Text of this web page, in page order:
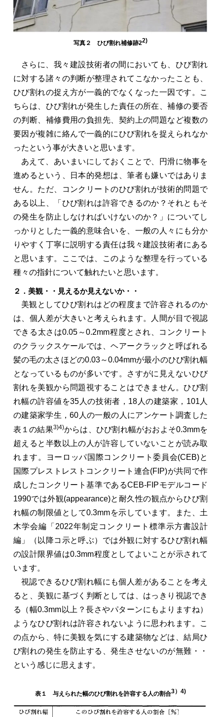
写真２ ひび割れ補修跡22)
さらに、我々建設技術者の間においても、ひび割れ
に対する諸々の判断が整理されてこなかったことも、
ひび割れの捉え方が一義的でなくなった一因です。こ
ちらは、ひび割れが発生した責任の所在、補修の要否
の判断、補修費用の負担先、契約上の問題など複数の
要因が複雑に絡んで一義的にひび割れを捉えられなか
ったという事が大きいと思います。
あえて、あいまいにしておくことで、円滑に物事を
進めるという、日本的発想は、筆者も嫌いではありま
せん。ただ、コンクリートのひび割れが技術的問題で
ある以上、「ひび割れは許容できるのか？それともそ
の発生を防止しなければいけないのか？」についてし
っかりとした一義的意味合いを、一般の人々にも分か
りやすく丁寧に説明する責任は我々建設技術者にある
と思います。ここでは、このような整理を行っている
種々の指針について触れたいと思います。
２．美観・・見えるか見えないか・・
美観としてひび割れはどの程度まで許容されるのか
は、個人差が大きいと考えられます。人間が目で視認
できる太さは0.05～0.2mm程度とされ、コンクリート
のクラックスケールでは、ヘアークラックと呼ばれる
髪の毛の太さほどの0.03～0.04mmが最小のひび割れ幅
となっているものが多いです。さすがに見えないひび
割れを美観から問題視することはできません。ひび割
れ幅の許容値を35人の技術者，18人の建築家，101人
の建築家学生，60人の一般の人にアンケート調査した
表１の結果3)4)からは、ひび割れ幅がおおよそ0.3mmを
超えると半数以上の人が許容していないことが読み取
れます。ヨーロッパ国際コンクリート委員会(CEB)と
国際プレストレストコンクリート連合(FIP)が共同で作
成したコンクリート基準であるCEB-FIPモデルコード
1990では外観(appearance)と耐久性の観点からひび割
れ幅の制限値として0.3mmを示しています。また、土
木学会編「2022年制定コンクリート標準示方書設計
編」（以降コ示と呼ぶ）では外観に対するひび割れ幅
の設計限界値は0.3mm程度としてよいことが示されて
います。
視認できるひび割れ幅にも個人差があることを考え
ると、美観に基づく判断としては、はっきり視認でき
る（幅0.3mm以上？長さやパターンにもよりますね）
ようなひび割れは許容されないように思われます。こ
の点から、特に美観を気にする建築物などは、結局ひ
び割れの発生を防止する、発生させないのが無難・・
という感じに思えます。
表１ 与えられた幅のひび割れを許容する人の割合3）4)